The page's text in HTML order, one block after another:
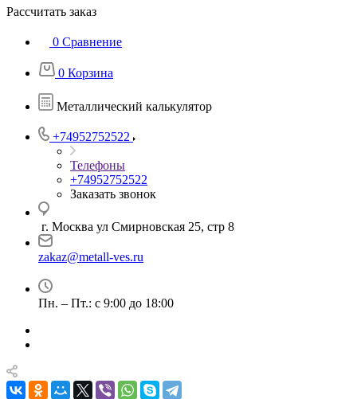
Рассчитать заказ
0 Сравнение
0 Корзина
Металлический калькулятор
+74952752522
Телефоны
+74952752522
Заказать звонок
г. Москва ул Смирновская 25, стр 8
zakaz@metall-ves.ru
Пн. – Пт.: с 9:00 до 18:00